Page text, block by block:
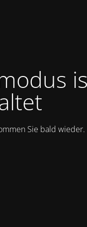
Sie bald wieder.